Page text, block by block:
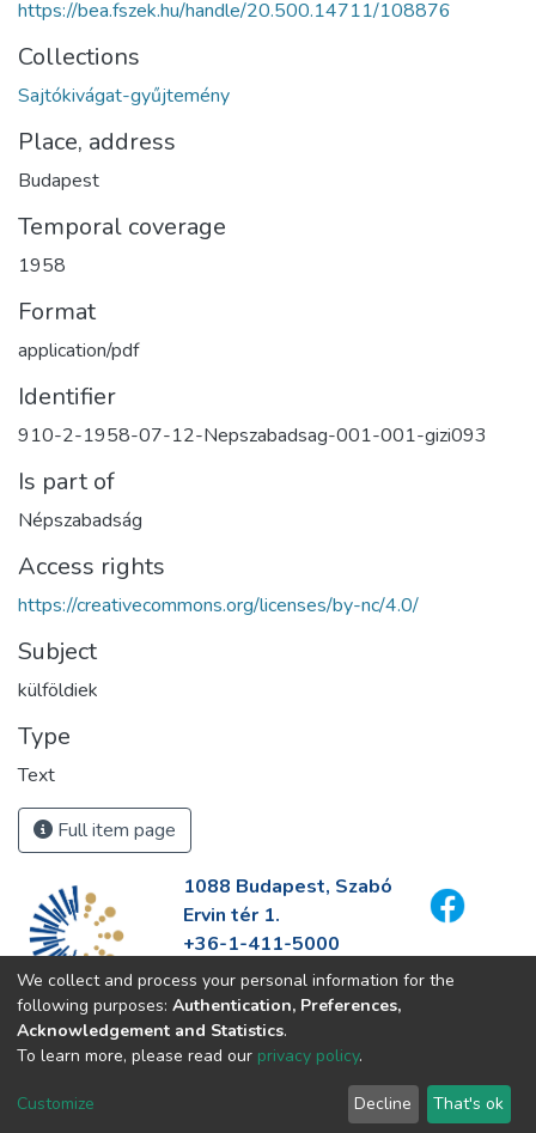
https://bea.fszek.hu/handle/20.500.14711/108876
Collections
Sajtókivágat-gyűjtemény
Place, address
Budapest
Temporal coverage
1958
Format
application/pdf
Identifier
910-2-1958-07-12-Nepszabadsag-001-001-gizi093
Is part of
Népszabadság
Access rights
https://creativecommons.org/licenses/by-nc/4.0/
Subject
külföldiek
Type
Text
Full item page
1088 Budapest, Szabó
Ervin tér 1.
+36-1-411-5000
info@fszek.hu
https://fszek.hu
We collect and process your personal information for the
following purposes: Authentication, Preferences,
Acknowledgement and Statistics.
To learn more, please read our privacy policy.
Customize Decline That's ok